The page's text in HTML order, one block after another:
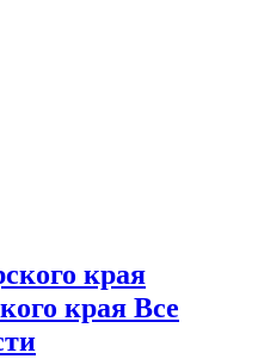
края Все